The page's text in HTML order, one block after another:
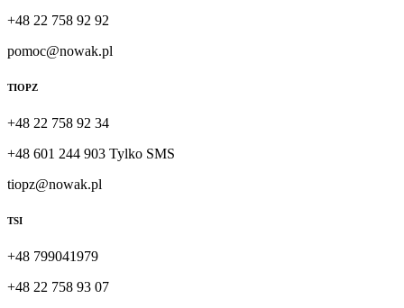
+48 22 758 92 92
pomoc@nowak.pl
TIOPZ
+48 22 758 92 34
+48 601 244 903 Tylko SMS
tiopz@nowak.pl
TSI
+48 799041979
+48 22 758 93 07